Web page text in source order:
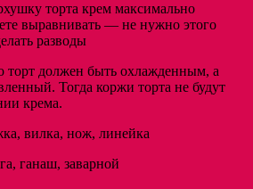
торта крем максимально
выравнивать — не нужно этого
разводы
торт должен быть охлажденным, а
Тогда коржи торта не будут
крема.
вилка, нож, линейка
ганаш, заварной